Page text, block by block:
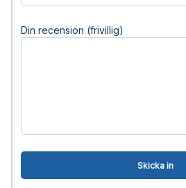
Din recension (frivillig)